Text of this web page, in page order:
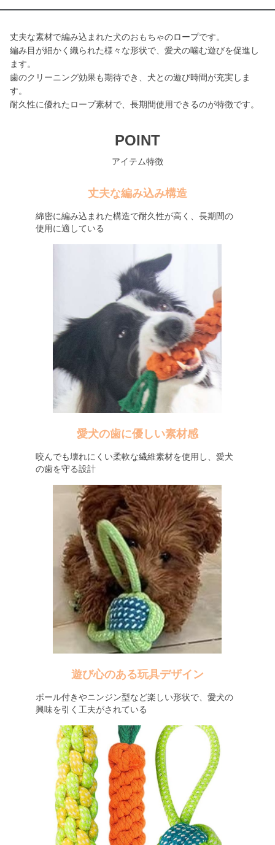
丈夫な素材で編み込まれた犬のおもちゃのロープです。
編み目が細かく織られた様々な形状で、愛犬の噛む遊びを促進し
ます。
歯のクリーニング効果も期待でき、犬との遊び時間が充実しま
す。
耐久性に優れたロープ素材で、長期間使用できるのが特徴です。
POINT
アイテム特徴
丈夫な編み込み構造
綿密に編み込まれた構造で耐久性が高く、長期間の
使用に適している
愛犬の歯に優しい素材感
咬んでも壊れにくい柔軟な繊維素材を使用し、愛犬
の歯を守る設計
遊び心のある玩具デザイン
ボール付きやニンジン型など楽しい形状で、愛犬の
興味を引く工夫がされている